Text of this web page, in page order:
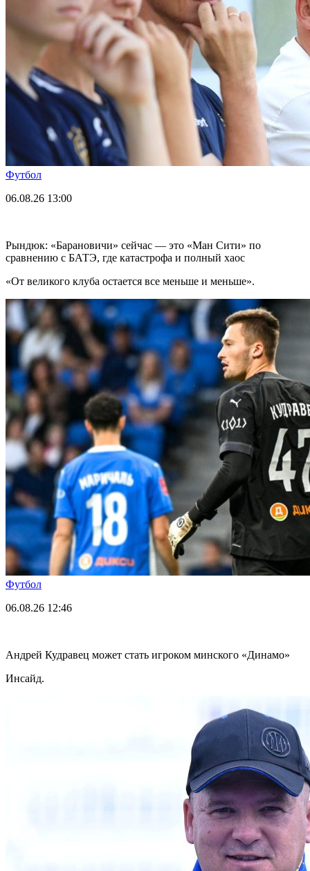
Футбол
06.08.26 13:00
Рындюк: «Барановичи» сейчас — это «Ман Сити» по
сравнению с БАТЭ, где катастрофа и полный хаос
«От великого клуба остается все меньше и меньше».
Футбол
06.08.26 12:46
Андрей Кудравец может стать игроком минского «Динамо»
Инсайд.